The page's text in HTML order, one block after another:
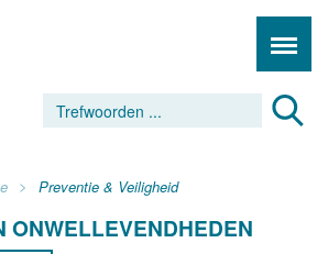
Preventie & Veiligheid
ONWELLEVENDHEDEN